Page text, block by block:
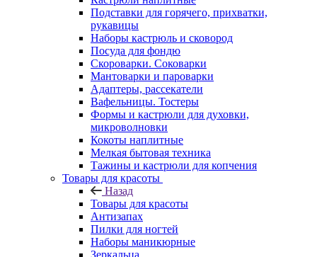
Подставки для горячего, прихватки,
рукавицы
Наборы кастрюль и сковород
Посуда для фондю
Скороварки. Соковарки
Мантоварки и пароварки
Адаптеры, рассекатели
Вафельницы. Тостеры
Формы и кастрюли для духовки,
микроволновки
Кокоты наплитные
Мелкая бытовая техника
Тажины и кастрюли для копчения
Товары для красоты
Назад
Товары для красоты
Антизапах
Пилки для ногтей
Наборы маникюрные
Зеркальца